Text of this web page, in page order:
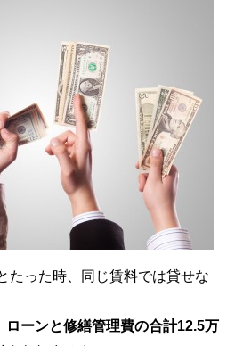
たった時、同じ賃料では貸せな
ローンと修繕管理費の合計12.5万